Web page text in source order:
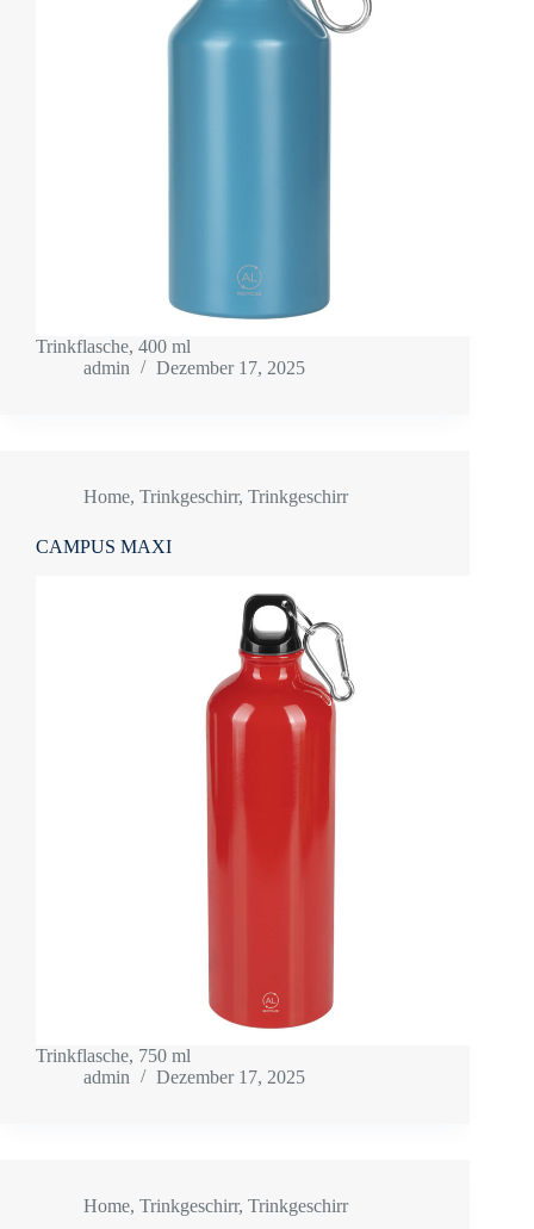
Trinkflasche, 400 ml
admin
Dezember 17, 2025
Home, Trinkgeschirr, Trinkgeschirr
CAMPUS MAXI
Trinkflasche, 750 ml
admin
Dezember 17, 2025
Home, Trinkgeschirr, Trinkgeschirr